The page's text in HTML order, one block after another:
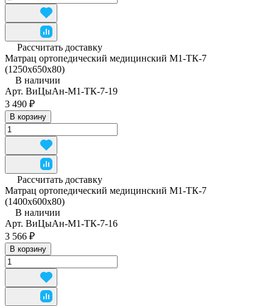
Рассчитать доставку
Матрац ортопедический медицинский М1-ТК-7
(1250x650x80)
В наличии
Арт. ВиЦыАн-М1-ТК-7-19
3 490 ₽
В корзину
Рассчитать доставку
Матрац ортопедический медицинский М1-ТК-7
(1400x600x80)
В наличии
Арт. ВиЦыАн-М1-ТК-7-16
3 566 ₽
В корзину